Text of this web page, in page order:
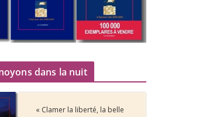
dans la nuit
« Clamer la liberté, la belle